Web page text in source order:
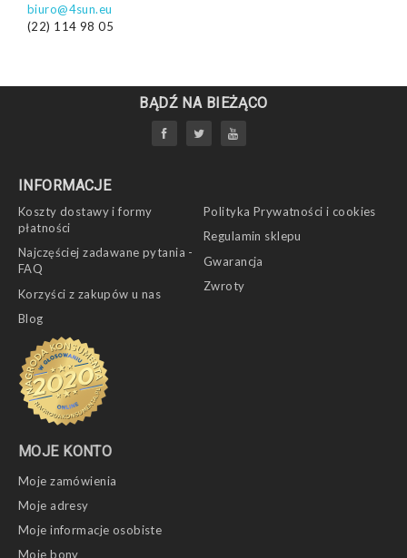
biuro@4sun.eu
(22) 114 98 05
BĄDŹ NA BIEŻĄCO
INFORMACJE
Koszty dostawy i formy
płatności
Najczęściej zadawane pytania -
FAQ
Korzyści z zakupów u nas
Blog
Polityka Prywatności i cookies
Regulamin sklepu
Gwarancja
Zwroty
MOJE KONTO
Moje zamówienia
Moje adresy
Moje informacje osobiste
Moje bony